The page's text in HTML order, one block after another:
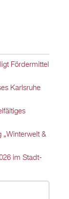
För­der­mit­tel
Karls­ru­he
„Win­ter­welt &
im Stadt­